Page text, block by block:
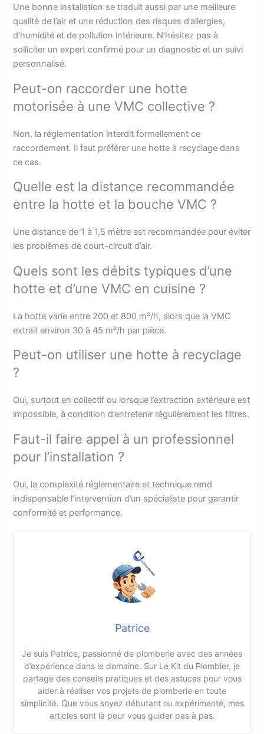
Une bonne installation se traduit aussi par une meilleure
qualité de l’air et une réduction des risques d’allergies,
d’humidité et de pollution intérieure. N’hésitez pas à
solliciter un expert confirmé pour un diagnostic et un suivi
personnalisé.
Peut-on raccorder une hotte
motorisée à une VMC collective ?
Non, la réglementation interdit formellement ce
raccordement. Il faut préférer une hotte à recyclage dans
ce cas.
Quelle est la distance recommandée
entre la hotte et la bouche VMC ?
Une distance de 1 à 1,5 mètre est recommandée pour éviter
les problèmes de court-circuit d’air.
Quels sont les débits typiques d’une
hotte et d’une VMC en cuisine ?
La hotte varie entre 200 et 800 m³/h, alors que la VMC
extrait environ 30 à 45 m³/h par pièce.
Peut-on utiliser une hotte à recyclage
?
Oui, surtout en collectif ou lorsque l’extraction extérieure est
impossible, à condition d’entretenir régulièrement les filtres.
Faut-il faire appel à un professionnel
pour l’installation ?
Oui, la complexité réglementaire et technique rend
indispensable l’intervention d’un spécialiste pour garantir
conformité et performance.
Patrice
Je suis Patrice, passionné de plomberie avec des années
d’expérience dans le domaine. Sur Le Kit du Plombier, je
partage des conseils pratiques et des astuces pour vous
aider à réaliser vos projets de plomberie en toute
simplicité. Que vous soyez débutant ou expérimenté, mes
articles sont là pour vous guider pas à pas.